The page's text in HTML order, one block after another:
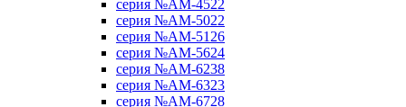
серия №AM-4522
серия №AM-5022
серия №AM-5126
серия №AM-5624
серия №AM-6238
серия №AM-6323
серия №AM-6728